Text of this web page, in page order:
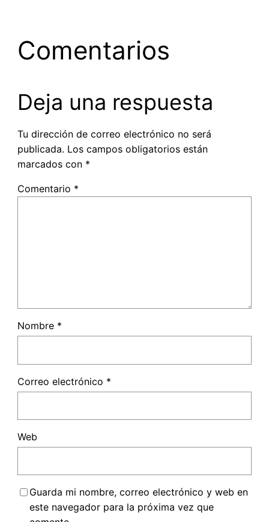
Comentarios
Deja una respuesta
Tu dirección de correo electrónico no será
publicada. Los campos obligatorios están
marcados con *
Comentario *
Nombre *
Correo electrónico *
Web
Guarda mi nombre, correo electrónico y web en
este navegador para la próxima vez que